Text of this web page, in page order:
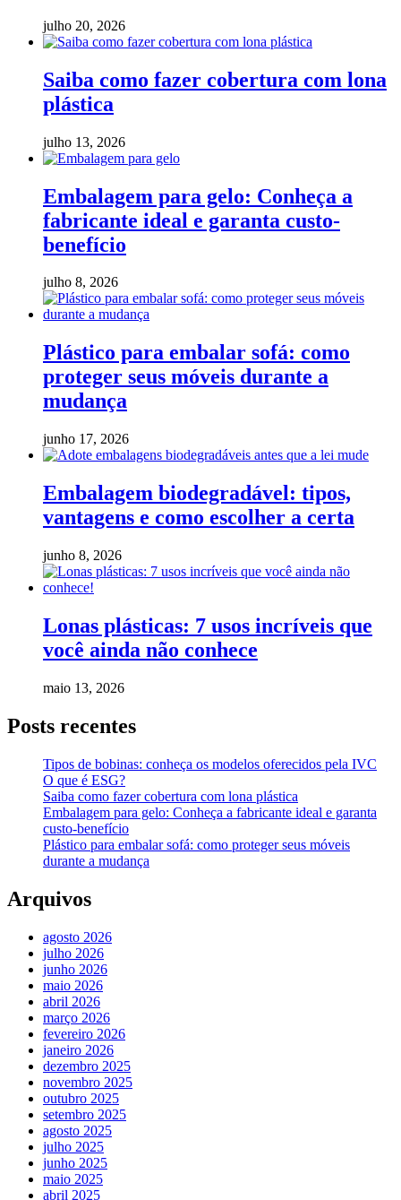
julho 20, 2026
Saiba como fazer cobertura com lona
plástica
julho 13, 2026
Embalagem para gelo: Conheça a
fabricante ideal e garanta custo-
benefício
julho 8, 2026
Plástico para embalar sofá: como
proteger seus móveis durante a
mudança
junho 17, 2026
Embalagem biodegradável: tipos,
vantagens e como escolher a certa
junho 8, 2026
Lonas plásticas: 7 usos incríveis que
você ainda não conhece
maio 13, 2026
Posts recentes
Tipos de bobinas: conheça os modelos oferecidos pela IVC
O que é ESG?
Saiba como fazer cobertura com lona plástica
Embalagem para gelo: Conheça a fabricante ideal e garanta
custo-benefício
Plástico para embalar sofá: como proteger seus móveis
durante a mudança
Arquivos
agosto 2026
julho 2026
junho 2026
maio 2026
abril 2026
março 2026
fevereiro 2026
janeiro 2026
dezembro 2025
novembro 2025
outubro 2025
setembro 2025
agosto 2025
julho 2025
junho 2025
maio 2025
abril 2025